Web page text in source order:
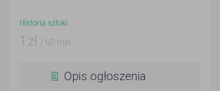
Historia sztuki
1 zł / 60 min
Opis ogłoszenia